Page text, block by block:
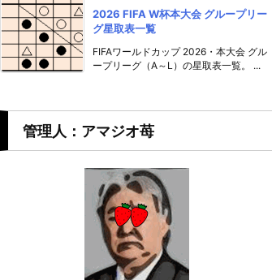
2026 FIFA W杯本大会 グループリー
グ星取表一覧
FIFAワールドカップ 2026・本大会 グル
ープリーグ（A～L）の星取表一覧。 ...
管理人：アマジオ苺